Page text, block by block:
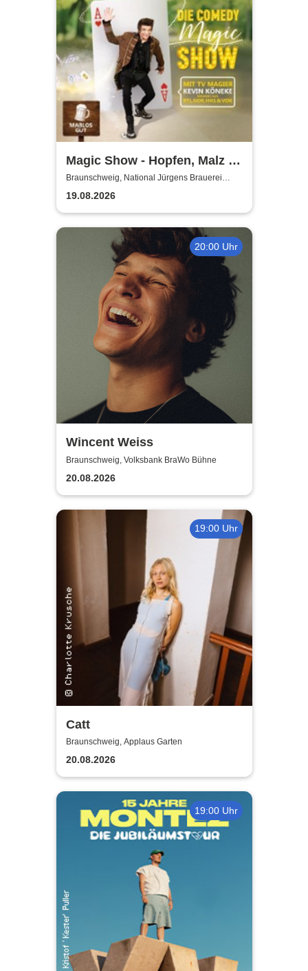
Magic Show - Hopfen, Malz &
Wunder - Kevin Köneke
Braunschweig, National Jürgens Brauerei
GmbH
19.08.2026
20:00 Uhr
Wincent Weiss
Braunschweig, Volksbank BraWo Bühne
20.08.2026
19:00 Uhr
Catt
Braunschweig, Applaus Garten
20.08.2026
19:00 Uhr